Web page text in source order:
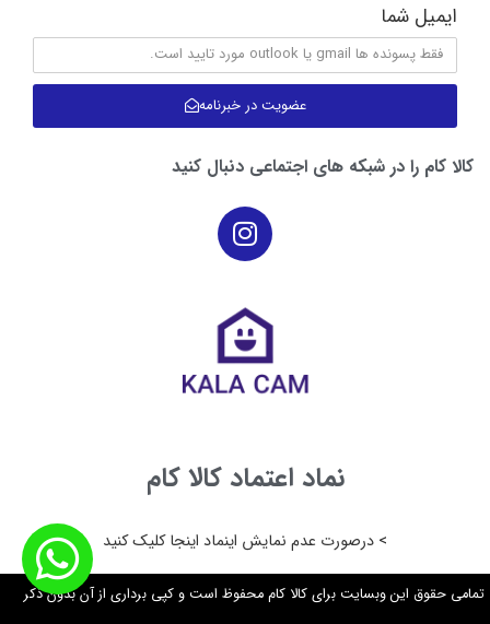
ایمیل شما
عضویت در خبرنامه
کالا کام را در شبکه های اجتماعی دنبال کنید
نماد اعتماد کالا کام
> درصورت عدم نمایش اینماد اینجا کلیک کنید
تمامی حقوق این وبسایت برای کالا کام محفوظ است و کپی برداری از آن بدون ذکر